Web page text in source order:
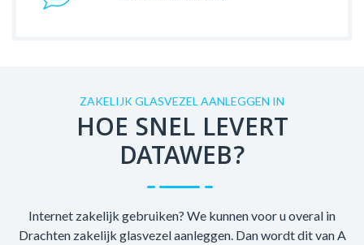
ZAKELIJK GLASVEZEL AANLEGGEN IN
HOE SNEL LEVERT
DATAWEB?
Internet zakelijk gebruiken? We kunnen voor u overal in
Drachten zakelijk glasvezel aanleggen. Dan wordt dit van A